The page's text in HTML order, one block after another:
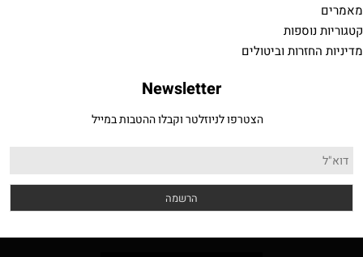
Newsletter
הצטרפו לניוזלטר וקבלו ההטבות במייל